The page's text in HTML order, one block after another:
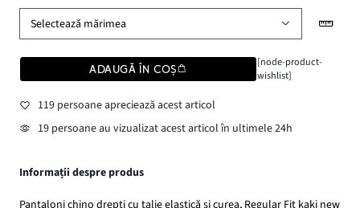
Selectează mărimea
ADAUGĂ ÎN COȘ
[node-product-
wishlist]
119 persoane apreciează acest articol
19 persoane au vizualizat acest articol în ultimele 24h
Informații despre produs
Pantaloni chino drepți cu talie elastică și curea, Regular Fit kaki new